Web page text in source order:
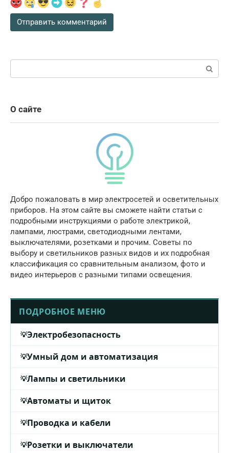
О сайте
Добро пожаловать в мир электросетей и осветительных
приборов. На этом сайте вы сможете найти статьи с
подробными инструкциями о работе электрикой,
лампами, люстрами, светодиодными лентами,
выключателями, розетками и прочим. Советы по
выбору и светильников разных видов и их подробная
классификация со сравнительным анализом, фото и
видео интерьеров с разными типами освещения.
ПОДРОБНОЕ МЕНЮ
Электробезопасность
Умный дом и автоматизация
Лампы и светильники
Автоматы и щиток
Проводка и кабели
Розетки и выключатели